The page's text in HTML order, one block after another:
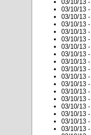
03/10/13 -
03/10/13 -
03/10/13 -
03/10/13 -
03/10/13 -
03/10/13 -
03/10/13 -
03/10/13 -
03/10/13 -
03/10/13 -
03/10/13 -
03/10/13 -
03/10/13 -
03/10/13 -
03/10/13 -
03/10/13 -
03/10/13 -
03/10/13 -